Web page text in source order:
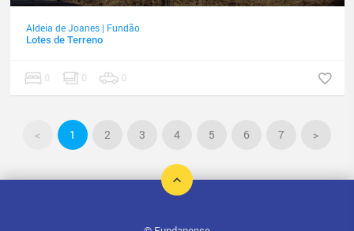
Aldeia de Joanes | Fundão
Lotes de Terreno
0 0 0
< 1 2 3 4 5 6 7 >